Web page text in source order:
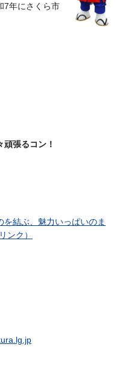
7年にさくら市
張るコン！
を結ぶ、魅力いっぱいのま
ンク）